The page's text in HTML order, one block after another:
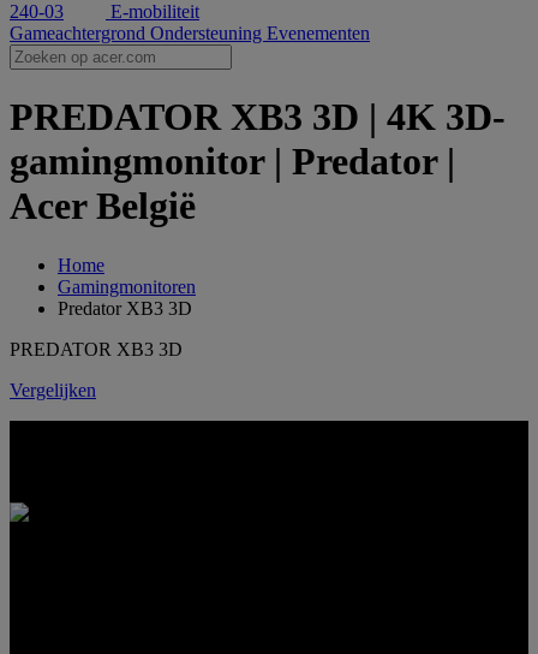
E-mobiliteit
Gameachtergrond Ondersteuning Evenementen
PREDATOR XB3 3D | 4K 3D-
gamingmonitor | Predator |
Acer België
Home
Gamingmonitoren
Predator XB3 3D
PREDATOR XB3 3D
Vergelijken